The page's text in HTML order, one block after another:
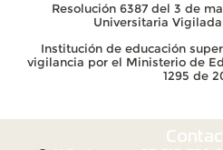
Resolución 6387 del 3 de
Universitaria
Institución de educación
vigilancia por el Ministerio de
1295 de